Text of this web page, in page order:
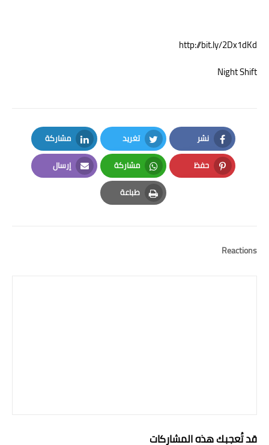
http://bit.ly/2Dx1dKd
Night Shift
نشر
Facebook
تغريد
Twitter
مشاركة
LinkedIn
حفظ
Pinterest
مشاركة
Whatsapp
إرسال
Email
طباعة
Print
Reactions
قد تُعجبك هذه المشاركات